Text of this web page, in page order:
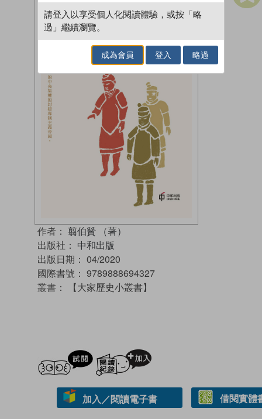
作者： 翦伯贊 （著）
出版社： 中和出版
出版日期： 04/2020
國際書號： 9789888694327
叢書：
【大家歷史小叢書】
試閲
加入／閱讀電子書 借閱實體
請登入以享受個人化閱讀體驗，或按「略
過」繼續瀏覽。
成為會員 登入 略過